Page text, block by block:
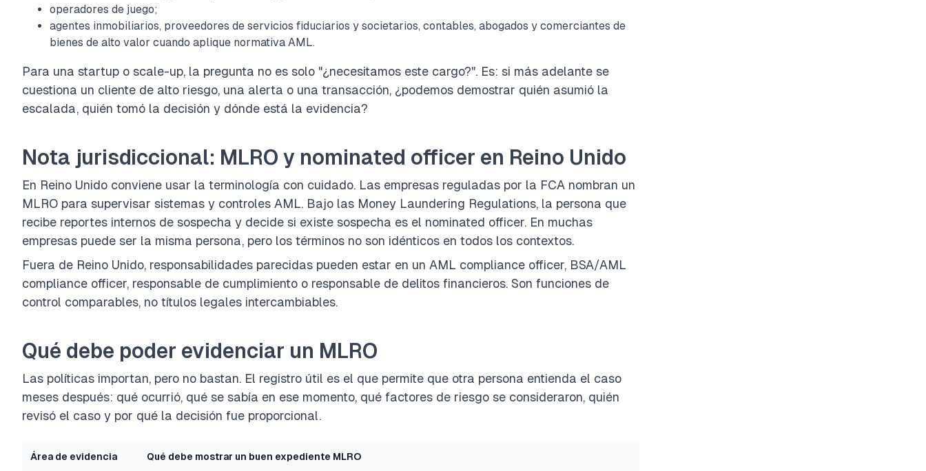
operadores de juego;
agentes inmobiliarios, proveedores de servicios fiduciarios y societarios, contables, abogados y comerciantes de
bienes de alto valor cuando aplique normativa AML.
Para una startup o scale-up, la pregunta no es solo "¿necesitamos este cargo?". Es: si más adelante se
cuestiona un cliente de alto riesgo, una alerta o una transacción, ¿podemos demostrar quién asumió la
escalada, quién tomó la decisión y dónde está la evidencia?
Nota jurisdiccional: MLRO y nominated officer en Reino Unido
En Reino Unido conviene usar la terminología con cuidado. Las empresas reguladas por la FCA nombran un
MLRO para supervisar sistemas y controles AML. Bajo las Money Laundering Regulations, la persona que
recibe reportes internos de sospecha y decide si existe sospecha es el nominated officer. En muchas
empresas puede ser la misma persona, pero los términos no son idénticos en todos los contextos.
Fuera de Reino Unido, responsabilidades parecidas pueden estar en un AML compliance officer, BSA/AML
compliance officer, responsable de cumplimiento o responsable de delitos financieros. Son funciones de
control comparables, no títulos legales intercambiables.
Qué debe poder evidenciar un MLRO
Las políticas importan, pero no bastan. El registro útil es el que permite que otra persona entienda el caso
meses después: qué ocurrió, qué se sabía en ese momento, qué factores de riesgo se consideraron, quién
revisó el caso y por qué la decisión fue proporcional.
Área de evidencia Qué debe mostrar un buen expediente MLRO